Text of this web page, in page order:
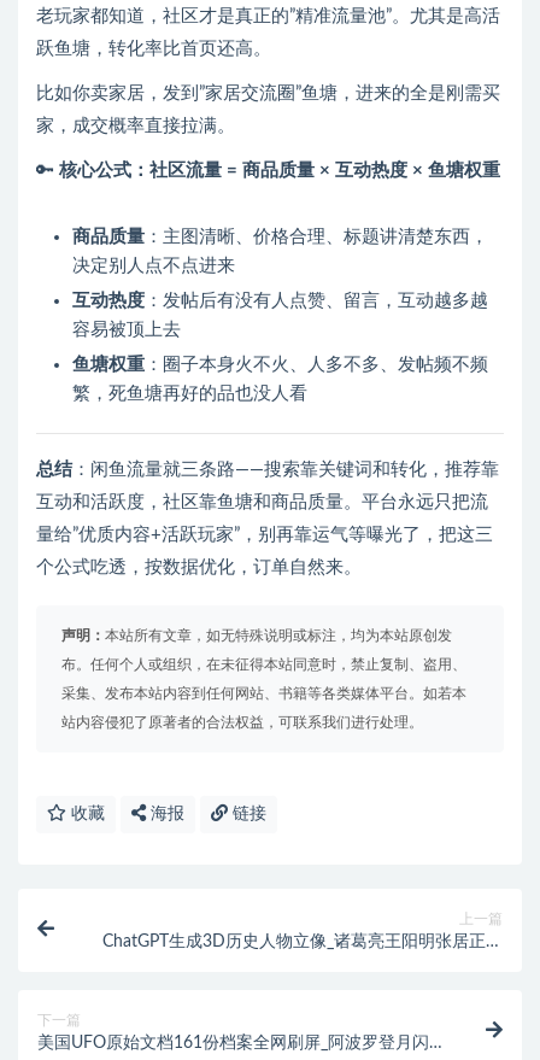
老玩家都知道，社区才是真正的”精准流量池”。尤其是高活
跃鱼塘，转化率比首页还高。
比如你卖家居，发到”家居交流圈”鱼塘，进来的全是刚需买
家，成交概率直接拉满。
🔑 核心公式：社区流量 = 商品质量 × 互动热度 × 鱼塘权重
商品质量 ：主图清晰、价格合理、标题讲清楚东西，
决定别人点不点进来
互动热度 ：发帖后有没有人点赞、留言，互动越多越
容易被顶上去
鱼塘权重 ：圈子本身火不火、人多不多、发帖频不频
繁，死鱼塘再好的品也没人看
总结：闲鱼流量就三条路——搜索靠关键词和转化，推荐靠
互动和活跃度，社区靠鱼塘和商品质量。平台永远只把流
量给”优质内容+活跃玩家”，别再靠运气等曝光了，把这三
个公式吃透，按数据优化，订单自然来。
声明： 本站所有文章，如无特殊说明或标注，均为本站原创发
布。任何个人或组织，在未征得本站同意时，禁止复制、盗用、
采集、发布本站内容到任何网站、书籍等各类媒体平台。如若本
站内容侵犯了原著者的合法权益，可联系我们进行处理。
收藏 海报 链接
上一篇
ChatGPT生成3D历史人物立像_诸葛亮王阳明张居正曾
下一篇
美国UFO原始文档161份档案全网刷屏_阿波罗登月闪光